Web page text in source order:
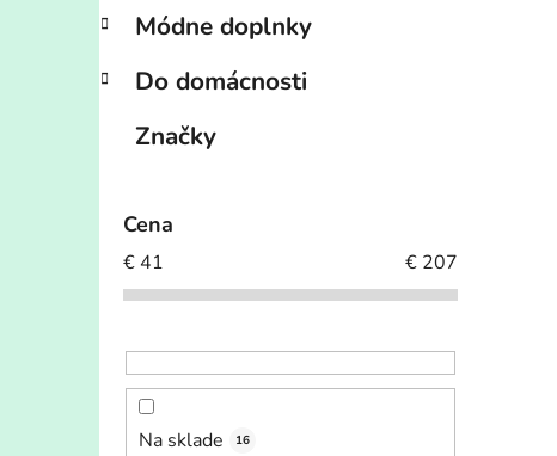
Módne doplnky
Do domácnosti
Značky
Cena
€ 41 € 207
Na sklade 16